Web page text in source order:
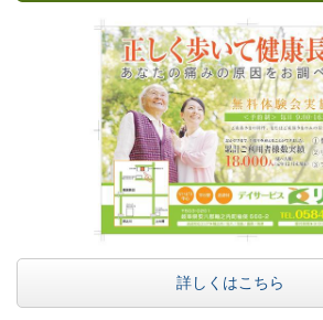
詳しくはこちら